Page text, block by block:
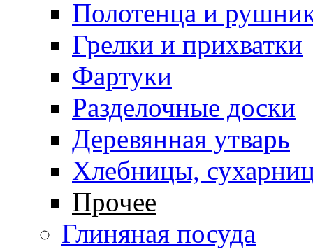
Полотенца и
Грелки и прихватки
Фартуки
Разделочные доски
Деревянная утварь
Хлебницы,
Прочее
Глиняная посуда